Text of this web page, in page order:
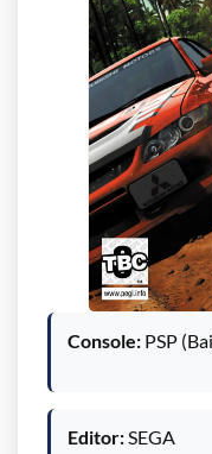
Console: PSP
Editor: SEGA